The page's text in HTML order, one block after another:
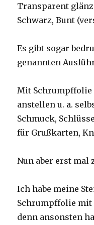
Transparent
Schwarz, Bunt
Es gibt sogar
genannten
Mit
anstellen u. a.
Schmuck,
für Grußkarten,
Nun aber erst mal
Ich habe meine
Schrumpffolie mit
denn ansonsten